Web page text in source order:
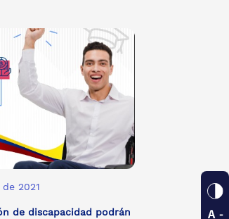
2021
de discapacidad podrán